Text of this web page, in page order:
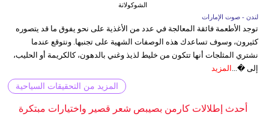
الشوكولاتة
لندن - صوت الإمارات
توجد الأطعمة فائقة المعالجة في عدد من الأغذية على نحو يفوق ما قد يتصوره
كثيرون، وسوف تساعدك هذه الوصفات الشهية على تجنبها. ونتوقع عندما
نشتري المثلجات أنها تتكون من خليط لذيذ وغني بالدهون، كالكريمة أو الحليب،
إلى �... المزيد
المزيد من التحقيقات السياحية
أحدث إطلالات كارمن بصيبص شعر قصير واختيارات مبتكرة